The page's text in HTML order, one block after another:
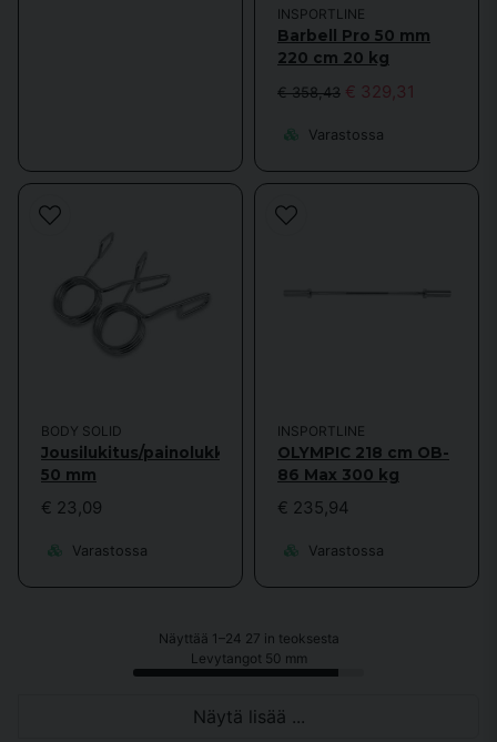
INSPORTLINE
Barbell Pro 50 mm
220 cm 20 kg
€ 358,43 € 329,31
Varastossa
BODY SOLID
Jousilukitus/painolukko
50 mm
€ 23,09
Varastossa
INSPORTLINE
OLYMPIC 218 cm OB-
86 Max 300 kg
€ 235,94
Varastossa
Näyttää 1–24 27 in teoksesta
Levytangot 50 mm
Näytä lisää ...